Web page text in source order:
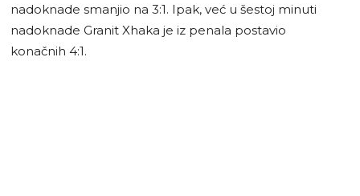
nadoknade smanjio na 3:1. Ipak, već u šestoj minuti
nadoknade Granit Xhaka je iz penala postavio
konačnih 4:1.